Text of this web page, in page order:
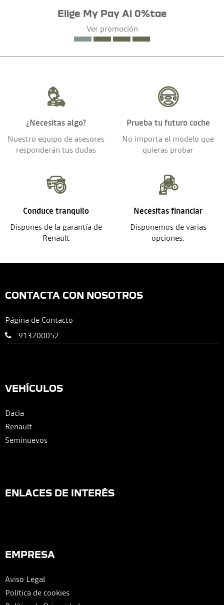
Elige My Pay Al 0%tae
Ver promoción
¿Necesitas algo?
Nuestro equipo de asesores
responderán tus dudas
Prueba tu futuro coche
No importa el modelo que
quieras probar
Conduce tranquilo
Dispones de la garantía de
Renault
Necesitas financiar
Disponemos de varias
opciones.
CONTACTA CON NOSOTROS
Página de Contacto
913200052
VEHÍCULOS
Dacia
Renault
Seminuevos
ENLACES DE INTERÉS
EMPRESA
Aviso Legal
Política de cookies